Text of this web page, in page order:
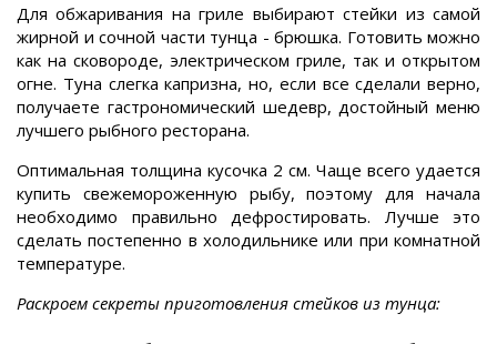
Для обжаривания на гриле выбирают стейки из самой
жирной и сочной части тунца - брюшка. Готовить можно
как на сковороде, электрическом гриле, так и открытом
огне. Туна слегка капризна, но, если все сделали верно,
получаете гастрономический шедевр, достойный меню
лучшего рыбного ресторана.
Оптимальная толщина кусочка 2 см. Чаще всего удается
купить свежемороженную рыбу, поэтому для начала
необходимо правильно дефростировать. Лучше это
сделать постепенно в холодильнике или при комнатной
температуре.
Раскроем секреты приготовления стейков из тунца: